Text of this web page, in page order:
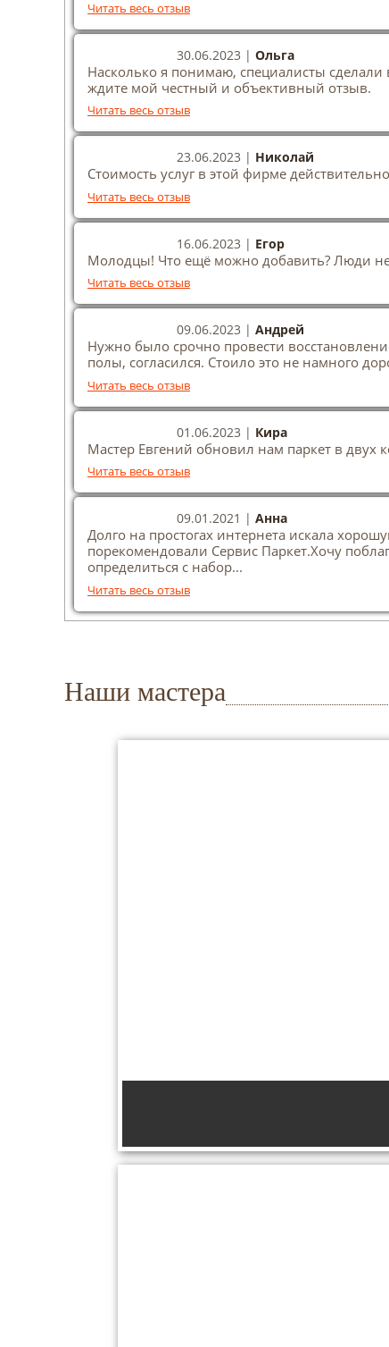
Читать весь отзыв
30.06.2023 | Ольга
Насколько я понимаю, специалисты сделали
ждите мой честный и объективный отзыв.
Читать весь отзыв
23.06.2023 | Николай
Стоимость услуг в этой фирме
Читать весь отзыв
16.06.2023 | Егор
Молодцы! Что ещё можно добавить? Люди
Читать весь отзыв
09.06.2023 | Андрей
Нужно было срочно провести
полы, согласился. Стоило это не намного
Читать весь отзыв
01.06.2023 | Кира
Мастер Евгений обновил нам паркет в двух
Читать весь отзыв
09.01.2021 | Анна
Долго на простогах интернета искала
порекомендовали Сервис Паркет.Хочу
определиться с набор...
Читать весь отзыв
Наши мастера